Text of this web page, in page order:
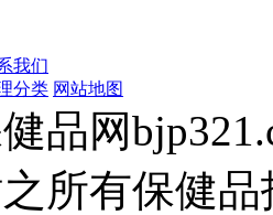
我们
分类 网站地图
品网
所有保健